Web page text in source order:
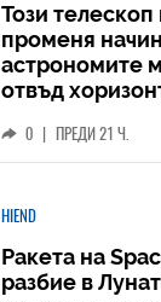
Този
променя
астрономите
отвъд
0 | ПРЕДИ 21 Ч.
HIEND
Ракета на
разбие в